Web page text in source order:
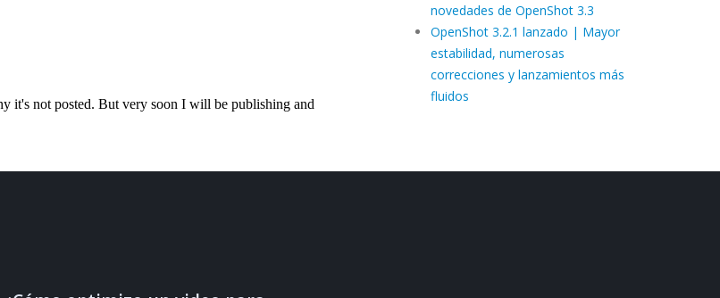
novedades de OpenShot 3.3
OpenShot 3.2.1 lanzado | Mayor
estabilidad, numerosas
correcciones y lanzamientos más
fluidos